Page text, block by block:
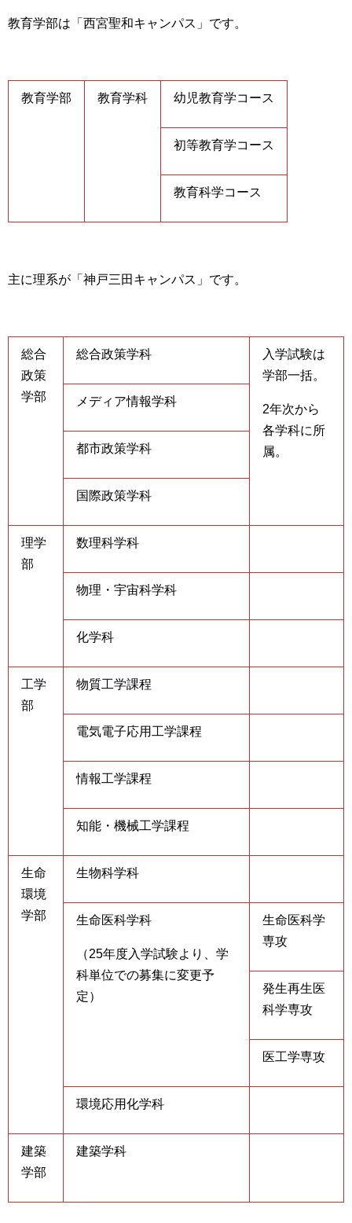
教育学部は「西宮聖和キャンパス」 です。
教育学部 教育学科 幼児教育学コース
初等教育学コース
教育科学コース
主に理系が「神戸三田キャンパス」 です。
総合
政策
学部
総合政策学科
入学試験は
学部一括。
2年次から
各学科に所
属。
メディア情報学科
都市政策学科
国際政策学科
理学
部
数理科学科
物理・宇宙科学科
化学科
工学
部
物質工学課程
電気電子応用工学課程
情報工学課程
知能・機械工学課程
生命
環境
学部
生物科学科
生命医科学科
（25年度入学試験より、学
科単位での募集に変更予
定）
生命医科学
専攻
発生再生医
科学専攻
医工学専攻
環境応用化学科
建築
学部
建築学科